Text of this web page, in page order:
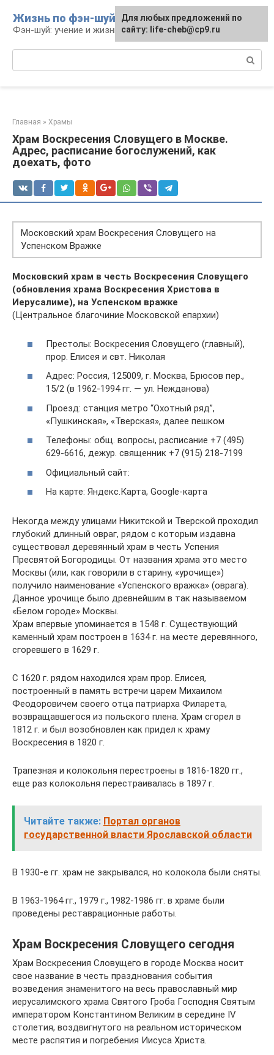
контенту
Жизнь по фэн-шуй
Фэн-шуй: учение и жизнь
Главная » Храмы
Храм Воскресения Словущего в Москве.
Адрес, расписание богослужений, как
доехать, фото
Московский храм Воскресения Словущего на
Успенском Вражке
Московский храм в честь Воскресения Словущего
(обновления храма Воскресения Христова в
Иерусалиме), на Успенском вражке
(Центральное благочиние Московской епархии)
Престолы: Воскресения Словущего (главный),
прор. Елисея и свт. Николая
Адрес: Россия, 125009, г. Москва, Брюсов пер.,
15/2 (в 1962-1994 гг. — ул. Нежданова)
Проезд: станция метро “Охотный ряд”,
«Пушкинская», «Тверская», далее пешком
Телефоны: общ. вопросы, расписание +7 (495)
629-6616, дежур. священник +7 (915) 218-7199
Официальный сайт:
На карте: Яндекс.Карта, Google-карта
Некогда между улицами Никитской и Тверской проходил
глубокий длинный овраг, рядом с которым издавна
существовал деревянный храм в честь Успения
Пресвятой Богородицы. От названия храма это место
Москвы (или, как говорили в старину, «урочище»)
получило наименование «Успенского вражка» (оврага).
Данное урочище было древнейшим в так называемом
«Белом городе» Москвы.
Храм впервые упоминается в 1548 г. Существующий
каменный храм построен в 1634 г. на месте деревянного,
сгоревшего в 1629 г.
С 1620 г. рядом находился храм прор. Елисея,
построенный в память встречи царем Михаилом
Феодоровичем своего отца патриарха Филарета,
возвращавшегося из польского плена. Храм сгорел в
1812 г. и был возобновлен как придел к храму
Воскресения в 1820 г.
Трапезная и колокольня перестроены в 1816-1820 гг.,
еще раз колокольня перестраивалась в 1897 г.
Читайте также: Портал органов
государственной власти Ярославской области
В 1930-е гг. храм не закрывался, но колокола были сняты.
В 1963-1964 гг., 1979 г., 1982-1986 гг. в храме были
проведены реставрационные работы.
Храм Воскресения Словущего сегодня
Храм Воскресения Словущего в городе Москва носит
свое название в честь празднования события
возведения знаменитого на весь православный мир
иерусалимского храма Святого Гроба Господня Святым
императором Константином Великим в середине IV
столетия, воздвигнутого на реальном историческом
месте распятия и погребения Иисуса Христа.
Для любых предложений по
сайту: life-cheb@cp9.ru
Для любых предложений по
сайту: life-cheb@cp9.ru